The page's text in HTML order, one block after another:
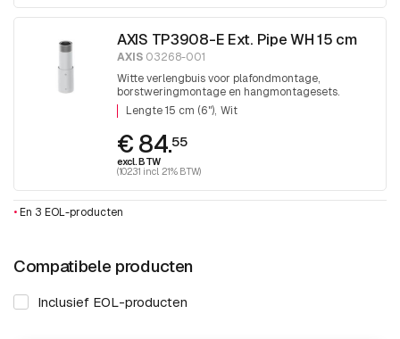
AXIS TP3908-E Ext. Pipe WH 15 cm
AXIS 03268-001
Witte verlengbuis voor plafondmontage,
borstweringmontage en hangmontagesets.
Lengte 15 cm (6") Wit
Lengte 15 cm (6") Wit
€ 84.55
excl. BTW
(102.31 incl. 21% BTW)
• En 3 EOL-producten
Compatibele producten
Inclusief EOL-producten